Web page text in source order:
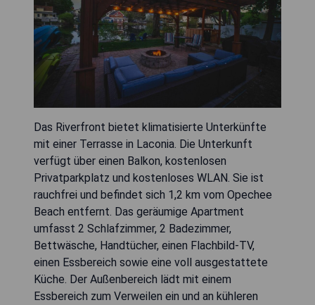
Das Riverfront bietet klimatisierte Unterkünfte
mit einer Terrasse in Laconia. Die Unterkunft
verfügt über einen Balkon, kostenlosen
Privatparkplatz und kostenloses WLAN. Sie ist
rauchfrei und befindet sich 1,2 km vom Opechee
Beach entfernt. Das geräumige Apartment
umfasst 2 Schlafzimmer, 2 Badezimmer,
Bettwäsche, Handtücher, einen Flachbild-TV,
einen Essbereich sowie eine voll ausgestattete
Küche. Der Außenbereich lädt mit einem
Essbereich zum Verweilen ein und an kühleren